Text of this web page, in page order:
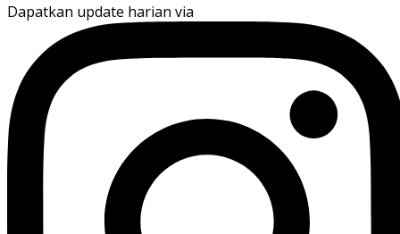
Dapatkan update harian via